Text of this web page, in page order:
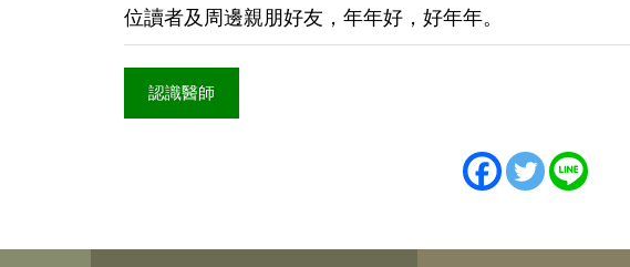
位讀者及周邊親朋好友，年年好，好年年。
認識醫師